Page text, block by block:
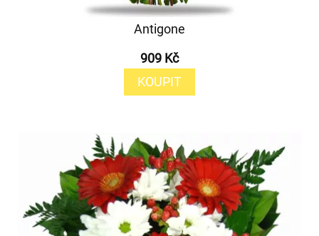
Antigone
909 Kč
KOUPIT